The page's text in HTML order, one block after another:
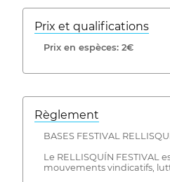
Prix ​​et qualifications
Prix ​​en espèces: 2€
Règlement
BASES FESTIVAL
Le RELLISQUÍN FESTIVAL
mouvements vindicatifs,